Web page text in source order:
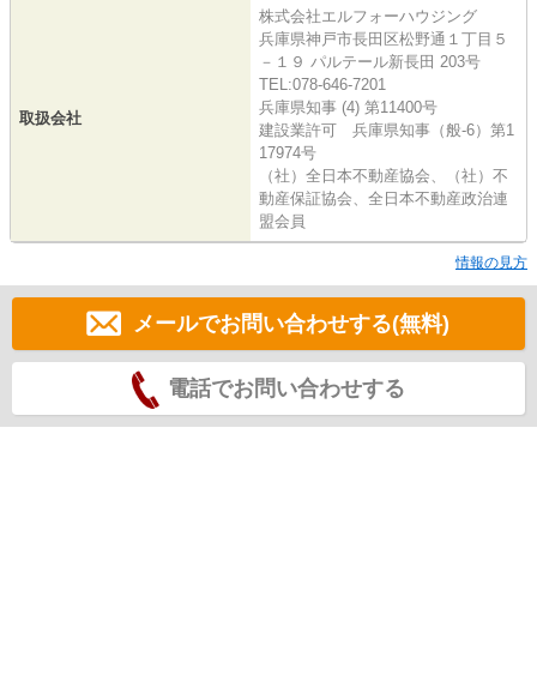
取扱会社
株式会社エルフォーハウジング
兵庫県神戸市長田区松野通１丁目５
－１９ パルテール新長田 203号
TEL:078-646-7201
兵庫県知事 (4) 第11400号
建設業許可 兵庫県知事（般-6）第1
17974号
（社）全日本不動産協会、（社）不
動産保証協会、全日本不動産政治連
盟会員
情報の見方
メールでお問い合わせする(無料)
電話でお問い合わせする